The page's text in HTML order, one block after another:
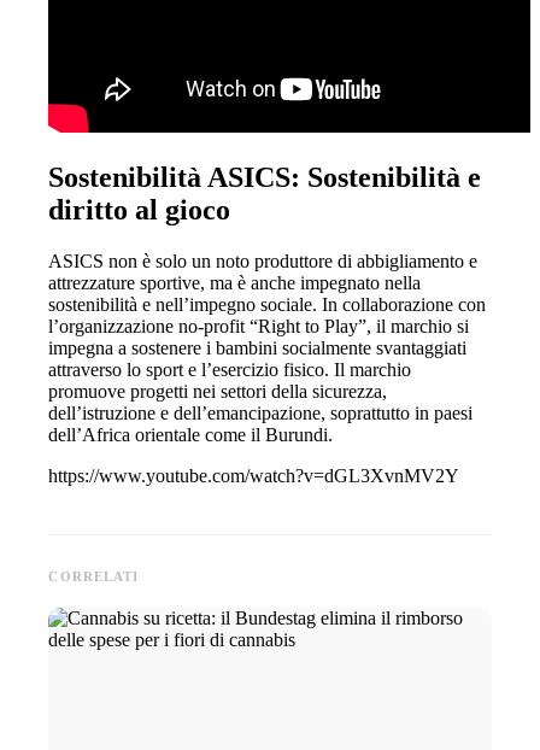
Sostenibilità ASICS: Sostenibilità e
diritto al gioco
ASICS non è solo un noto produttore di abbigliamento e
attrezzature sportive, ma è anche impegnato nella
sostenibilità e nell’impegno sociale. In collaborazione con
l’organizzazione no-profit “Right to Play”, il marchio si
impegna a sostenere i bambini socialmente svantaggiati
attraverso lo sport e l’esercizio fisico. Il marchio
promuove progetti nei settori della sicurezza,
dell’istruzione e dell’emancipazione, soprattutto in paesi
dell’Africa orientale come il Burundi.
https://www.youtube.com/watch?v=dGL3XvnMV2Y
CORRELATI